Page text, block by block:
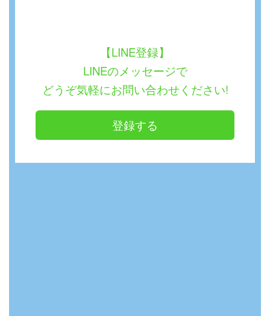
【LINE登録】
LINEのメッセージで
どうぞ気軽にお問い合わせください!
登録する